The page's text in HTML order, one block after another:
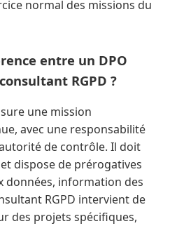
normal des missions du
entre un DPO
RGPD ?
une mission
avec une responsabilité
de contrôle. Il doit
dispose de prérogatives
données, information des
RGPD intervient de
des projets spécifiques,